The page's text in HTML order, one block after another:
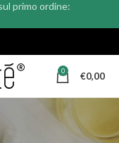
0 €0,00
primo ordine: